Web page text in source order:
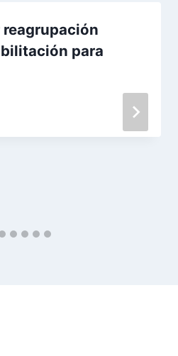
reagrupación
para